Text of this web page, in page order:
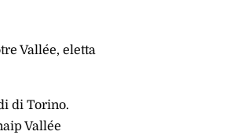
Vallée, eletta
di Torino.
Vallée